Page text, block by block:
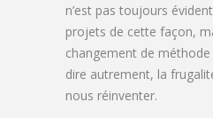
n’est pas toujours
projets de cette façon,
changement de
dire autrement, la
nous réinventer.